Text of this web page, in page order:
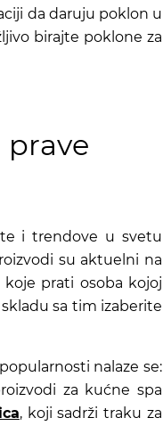
da daruju poklon u
birajte poklone za
prave
i trendove u svetu
su aktuelni na
prati osoba kojoj
sa tim izaberite
nalaze se:
za kućne spa
, koji sadrži traku za